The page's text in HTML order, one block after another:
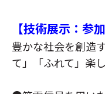
【技術展示：参
豊かな社会を創造
て」「ふれて」楽